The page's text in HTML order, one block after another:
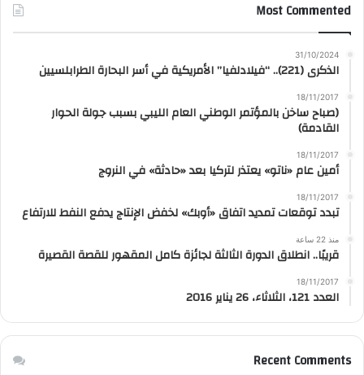
Most Commented
31/10/2024
الذكرى (221).. “فيلادلفيا” الأمريكية في أسر البحارة الطرابلسيين
18/11/2017
(صباح ساخن بالمؤتمر الوطني العام الليبي بسبب جولة الحوار
القادمة)
18/11/2017
أمين عام «ناتو» يعتذر لتركيا بعد «حادثة» في النروج
18/11/2017
تبدد توقعات تمديد اتفاق «أوبك» لخفض الإنتاج يدفع النفط للارتفاع
منذ 22 ساعة
قريبًا.. انطلاق الدورة الثالثة لجائزة كامل المقهور للقصة القصيرة
18/11/2017
العدد 121، الثلاثاء، 26 يناير 2016
Recent Comments